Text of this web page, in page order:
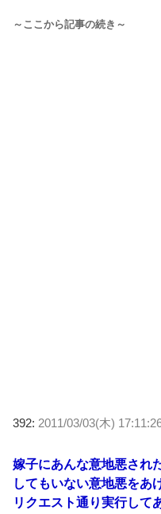
～ここから記事の続き～
392: 2011/03/03(木)
嫁子にあんな意地悪され
してもいない意地悪をあ
リクエスト通り実行して